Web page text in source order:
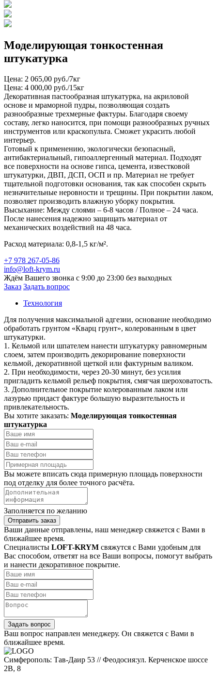
Моделирующая тонкостенная
штукатурка
Цена: 2 065,00 руб./7кг
Цена: 4 000,00 руб./15кг
Декоративная пастообразная штукатурка, на акриловой
основе и мраморной пудры, позволяющая создать
разнообразные трехмерные фактуры. Благодаря своему
составу, легко наносится, при помощи разнообразных ручных
инструментов или краскопульта. Сможет украсить любой
интерьер.
Готовый к применению, экологически безопасный,
антибактериальный, гипоаллергенный материал. Подходят
все поверхности на основе гипса, цемента, известковой
штукатурки, ДВП, ДСП, ОСП и пр. Материал не требует
тщательной подготовки основания, так как способен скрыть
незначительные неровности и трещины. При покрытии лаком,
позволяет производить влажную уборку покрытия.
Высыхание: Между слоями – 6-8 часов / Полное – 24 часа.
После нанесения надежно защищать материал от
механических воздействий на 48 часа.
Расход материала: 0,8-1,5 кг/м².
+7 978 267-05-86
info@loft-krym.ru
Ждём Вашего звонка с 9:00 до 23:00 без выходных
Заказ Задать вопрос
Технология
Для получения максимальной адгезии, основание необходимо
обработать грунтом «Кварц грунт», колерованным в цвет
штукатурки.
1. Кельмой или шпателем нанести штукатурку равномерным
слоем, затем производить декорирование поверхности
кельмой, декоративной щеткой или фактурным валиком.
2. При необходимости, через 20-30 минут, без усилия
пригладить кельмой рельеф покрытия, смягчая шероховатость.
3. Дополнительное покрытие колерованным лаком или
лазурью придаст фактуре большую выразительность и
привлекательность.
Вы хотите заказать: Моделирующая тонкостенная
штукатурка
Вы можете вписать сюда примерную площадь поверхности
под отделку для более точного расчёта.
Заполняется по желанию
Отправить заказ
Ваши данные отправлены, наш менеджер свяжется с Вами в
ближайшее время.
Специалисты LOFT-KRYM свяжутся с Вами удобным для
Вас способом, ответят на все Ваши вопросы, помогут выбрать
и нанести декоративное покрытие.
Задать вопрос
Ваш вопрос направлен менеджеру. Он свяжется с Вами в
ближайшее время.
Симферополь: Тав-Даир 53 // Феодосия:ул. Керченское шоссе
2В, 8